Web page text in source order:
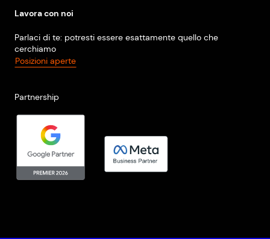
Lavora con noi
Parlaci di te: potresti essere esattamente quello che
cerchiamo
Posizioni aperte
Partnership